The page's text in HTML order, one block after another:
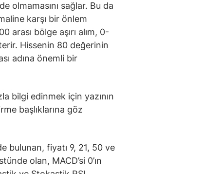
olmamasını sağlar. Bu da
karşı bir önlem
arası bölge aşırı alım, 0-
Hissenin 80 değerinin
adına önemli bir
bilgi edinmek için yazının
başlıklarına göz
bulunan, fiyatı 9, 21, 50 ve
olan, MACD’si 0’ın